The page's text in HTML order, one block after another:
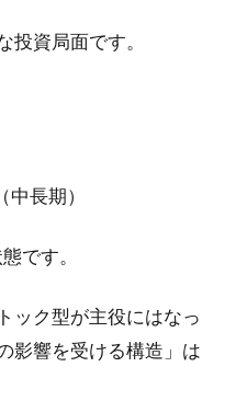
投資局面です。
長期）
です。
ック型が主役にはなっ
影響を受ける構造」は